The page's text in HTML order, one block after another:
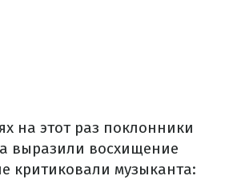
на этот раз поклонники
выразили восхищение
критиковали музыканта: